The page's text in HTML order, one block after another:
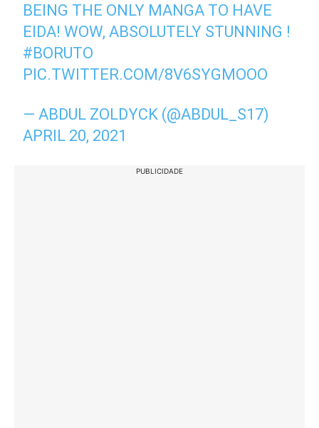
BEING THE ONLY MANGA TO HAVE
EIDA! WOW, ABSOLUTELY STUNNING !
#BORUTO
PIC.TWITTER.COM/8V6SYGMOOO
— ABDUL ZOLDYCK (@ABDUL_S17)
APRIL 20, 2021
PUBLICIDADE